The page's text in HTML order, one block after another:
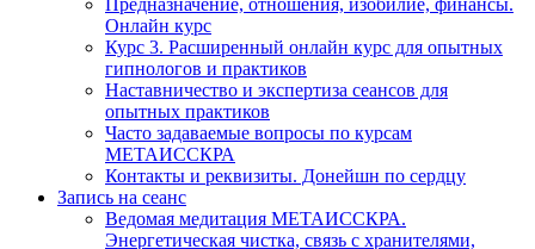
Предназначение, отношения, изобилие, финансы.
Онлайн курс
Курс 3. Расширенный онлайн курс для опытных
гипнологов и практиков
Наставничество и экспертиза сеансов для
опытных практиков
Часто задаваемые вопросы по курсам
МЕТАИССКРА
Контакты и реквизиты. Донейшн по сердцу
Запись на сеанс
Ведомая медитация МЕТАИССКРА.
Энергетическая чистка, связь с хранителями,